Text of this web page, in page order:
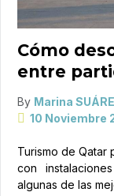
Cómo
entre
By Marina
10 Noviembre
Turismo de Qatar
con
algunas de las